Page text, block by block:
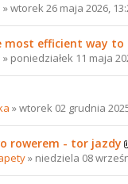
» wtorek 26 maja 2026,
most efficient way to
» poniedziałek 11 maja
» wtorek 02 grudnia
rowerem - tor jazdy
» niedziela 08